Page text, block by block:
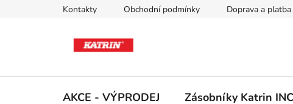
Kontakty Obchodní podmínky Doprava a platba
AKCE - VÝPRODEJ Zásobníky Katrin